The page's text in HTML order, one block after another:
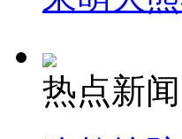
热点新闻